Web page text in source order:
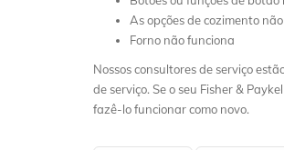
As opções de cozimento
Forno não funciona
Nossos consultores de serviço
de serviço. Se o seu Fisher &
fazê-lo funcionar como novo.